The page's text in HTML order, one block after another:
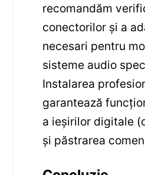
recomandăm
conectorilor și a
necesari pentru
sisteme audio
Instalarea
garantează
a ieșirilor digitale
și păstrarea